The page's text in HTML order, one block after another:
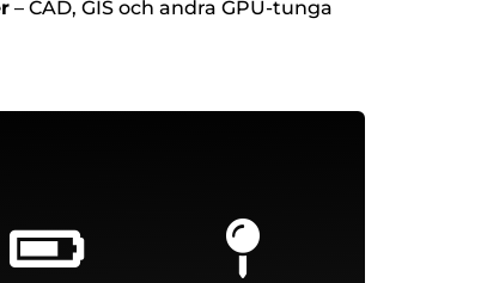
– CAD, GIS och andra GPU-tunga